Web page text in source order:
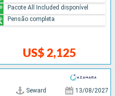
US$ 2,125
Pacote All Included disponível
Pensão completa
Seward 13/08/2027